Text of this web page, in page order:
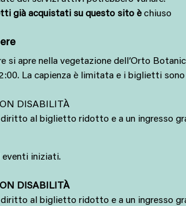
già acquistati su questo sito èchiuso
si apre nella vegetazione dell’Orto
La capienza è limitata e i biglietti
DISABILITÀ
al biglietto ridotto e a un ingresso
eventi iniziati.
DISABILITÀ
al biglietto ridotto e a un ingresso